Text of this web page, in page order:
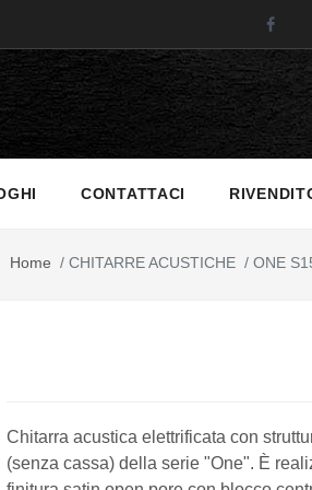
CONTATTACI
Home / CHITARRE ACUSTICHE / ONE
Chitarra acustica elettrificata con
(senza cassa) della serie "One". È